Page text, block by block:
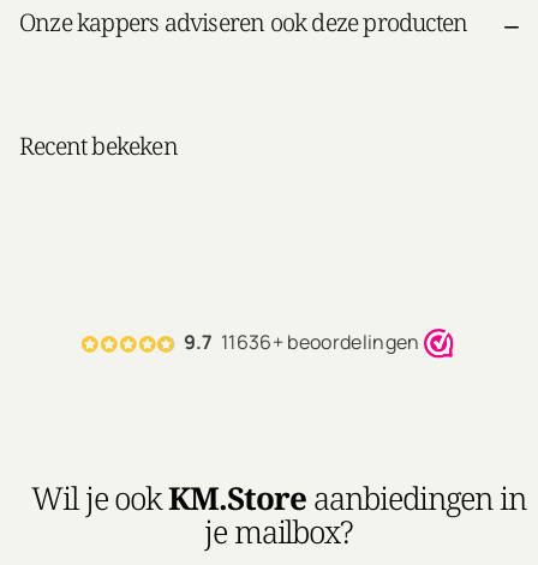
Onze kappers adviseren ook deze producten
Recent bekeken
9.7 11636+ beoordelingen
Wil je ookKM.Storeaanbiedingen in
je mailbox?